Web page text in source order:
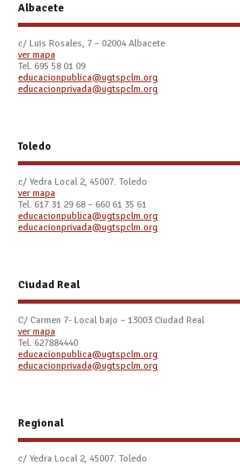
Albacete
c/ Luis Rosales, 7 – 02004 Albacete
ver mapa
Tel. 695 58 01 09
educacionpublica@ugtspclm.org
educacionprivada@ugtspclm.org
Toledo
c/ Yedra Local 2, 45007. Toledo
ver mapa
Tel. 617 31 29 68 – 660 61 35 61
educacionpublica@ugtspclm.org
educacionprivada@ugtspclm.org
Ciudad Real
C/ Carmen 7- Local bajo – 13003 Ciudad Real
ver mapa
Tel. 627884440
educacionpublica@ugtspclm.org
educacionprivada@ugtspclm.org
Regional
c/ Yedra Local 2, 45007. Toledo